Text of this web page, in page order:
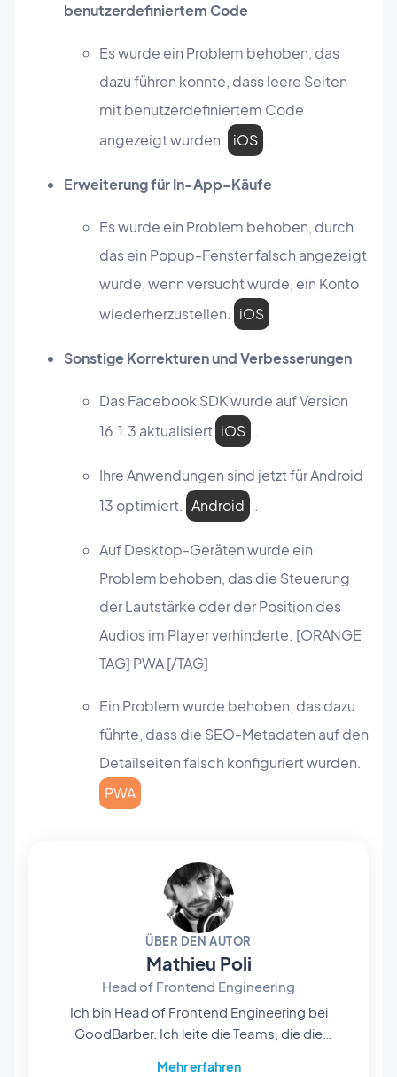
benutzerdefiniertem Code
Es wurde ein Problem behoben, das
dazu führen konnte, dass leere Seiten
mit benutzerdefiniertem Code
angezeigt wurden. iOS .
Erweiterung für In-App-Käufe
Es wurde ein Problem behoben, durch
das ein Popup-Fenster falsch angezeigt
wurde, wenn versucht wurde, ein Konto
wiederherzustellen. iOS
Sonstige Korrekturen und Verbesserungen
Das Facebook SDK wurde auf Version
16.1.3 aktualisiert iOS .
Ihre Anwendungen sind jetzt für Android
13 optimiert. Android .
Auf Desktop-Geräten wurde ein
Problem behoben, das die Steuerung
der Lautstärke oder der Position des
Audios im Player verhinderte. [ORANGE
TAG] PWA [/TAG]
Ein Problem wurde behoben, das dazu
führte, dass die SEO-Metadaten auf den
Detailseiten falsch konfiguriert wurden.
PWA
ÜBER DEN AUTOR
Mathieu Poli
Head of Frontend Engineering
Ich bin Head of Frontend Engineering bei
GoodBarber. Ich leite die Teams, die die
Mehr erfahren